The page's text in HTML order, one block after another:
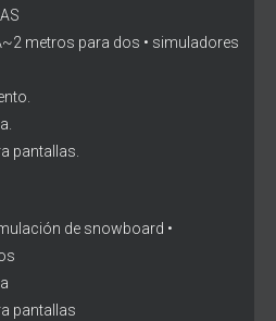
metros para dos • simuladores
pantallas.
de snowboard •
pantallas